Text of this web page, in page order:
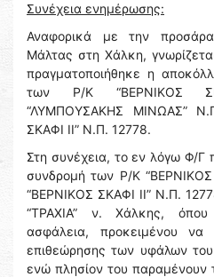
Συνέχεια ενημέρωσης:
Αναφορικά με την
Μάλτας στη Χάλκη,
πραγματοποιήθηκε η
των Ρ/Κ “ΒΕΡΝΙΚΟΣ
“ΛΥΜΠΟΥΣΑΚΗΣ ΜΙΝΩΑΣ”
ΣΚΑΦΙ ΙΙ” Ν.Π. 12778.
Στη συνέχεια, το εν λόγω Φ/Γ
συνδρομή των Ρ/Κ
“ΒΕΡΝΙΚΟΣ ΣΚΑΦΙ ΙΙ” Ν.Π.
“ΤΡΑΧΙΑ” ν. Χάλκης,
ασφάλεια, προκειμένου να
επιθεώρησης των υφάλων του
ενώ πλησίον του παραμένουν